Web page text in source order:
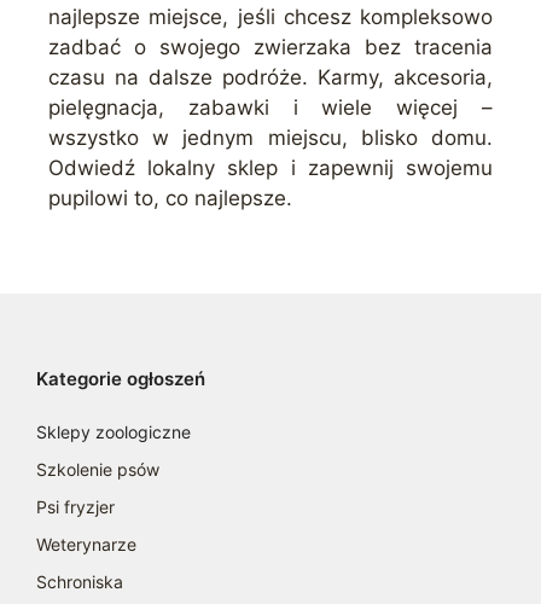
najlepsze miejsce, jeśli chcesz kompleksowo
zadbać o swojego zwierzaka bez tracenia
czasu na dalsze podróże. Karmy, akcesoria,
pielęgnacja, zabawki i wiele więcej –
wszystko w jednym miejscu, blisko domu.
Odwiedź lokalny sklep i zapewnij swojemu
pupilowi to, co najlepsze.
Kategorie ogłoszeń
Sklepy zoologiczne
Szkolenie psów
Psi fryzjer
Weterynarze
Schroniska